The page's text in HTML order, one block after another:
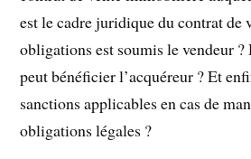
est le cadre juridique du contrat de
obligations est soumis le vendeur
peut bénéficier l’acquéreur ? Et
sanctions applicables en cas de
obligations légales ?